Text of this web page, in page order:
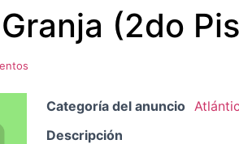
(2do
Categoría del anuncio
Descripción